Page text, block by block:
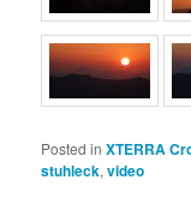
Posted in XTERRA
stuhleck,video